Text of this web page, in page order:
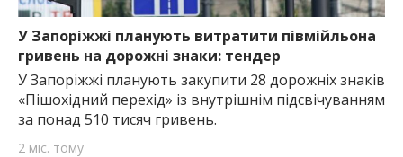
У Запоріжжі планують витратити півмійльона
гривень на дорожні знаки: тендер
У Запоріжжі планують закупити 28 дорожніх знаків
«Пішохідний перехід» із внутрішнім підсвічуванням
за понад 510 тисяч гривень.
2 міс. тому